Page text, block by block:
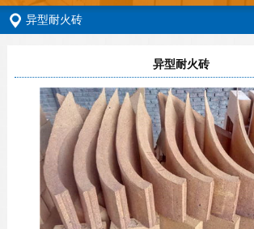
异型耐火砖
异型耐火砖